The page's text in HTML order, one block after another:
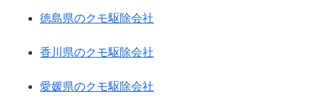
徳島県のクモ駆除会社
香川県のクモ駆除会社
愛媛県のクモ駆除会社